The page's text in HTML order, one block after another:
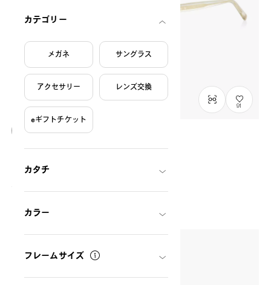
カテゴリー
メガネ サングラス
アクセサリー レンズ交換
eギフトチケット
カタチ
カラー
フレームサイズ
91
おさんぽ model
¥14,800 税込